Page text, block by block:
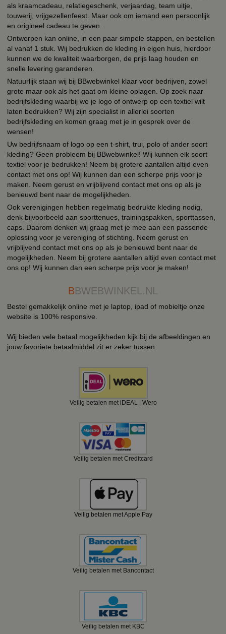
als kraamcadeau, relatiegeschenk, verjaardag, team uitje,
touwerij, vrijgezellenfeest. Maar ook om iemand een persoonlijk
en origineel cadeau te geven.
Ontwerpen kan online, in een paar simpele stappen, en bestellen
al vanaf 1 stuk. Wij bedrukken de kleding in eigen huis, hierdoor
kunnen we de kwaliteit waarborgen, de prijs laag houden en
snelle levering garanderen.
Natuurlijk staan wij bij BBwebwinkel klaar voor bedrijven, zowel
grote maar ook als het gaat om kleine oplagen. Op zoek naar
bedrijfskleding waarbij we je logo of ontwerp op een textiel wilt
laten bedrukken? Wij zijn specialist in allerlei soorten
bedrijfskleding en komen graag met je in gesprek over de
wensen!
Uw bedrijfsnaam of logo op een t-shirt, trui, polo of ander soort
kleding? Geen probleem bij BBwebwinkel! Wij kunnen elk soort
textiel voor je bedrukken! Neem bij grotere aantallen altijd even
contact met ons op! Wij kunnen dan een scherpe prijs voor je
maken. Neem gerust en vrijblijvend contact met ons op als je
benieuwd bent naar de mogelijkheden.
Ook verenigingen hebben regelmatig bedrukte kleding nodig,
denk bijvoorbeeld aan sporttenues, trainingspakken, sporttassen,
caps. Daarom denken wij graag met je mee aan een passende
oplossing voor je vereniging of stichting. Neem gerust en
vrijblijvend contact met ons op als je benieuwd bent naar de
mogelijkheden. Neem bij grotere aantallen altijd even contact met
ons op! Wij kunnen dan een scherpe prijs voor je maken!
BBWEBWINKEL.NL
Bestel gemakkelijk online met je laptop, ipad of mobieltje onze
website is 100% responsive.
Wij bieden vele betaal mogelijkheden kijk bij de afbeeldingen en
jouw favoriete betaalmiddel zit er zeker tussen.
Veilig betalen met iDEAL | Wero
Veilig betalen met Creditcard
Veilig betalen met Apple Pay
Veilig betalen met Bancontact
Veilig betalen met KBC